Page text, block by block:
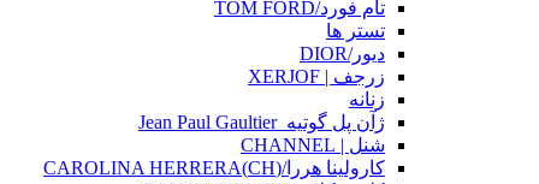
تام فورد/TOM FORD
تستر ها
دیور/DIOR
زرجف | XERJOF
زنانه
ژآن پل گوتیه_Jean Paul Gaultier
شنل | CHANNEL
کارولینا هررا/(CH)CAROLINA HERRERA